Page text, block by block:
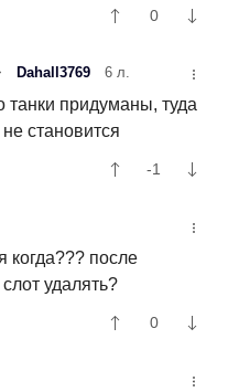
0
Dahall3769 6 л.
танки придуманы, туда
становится
-1
когда??? после
удалять?
0